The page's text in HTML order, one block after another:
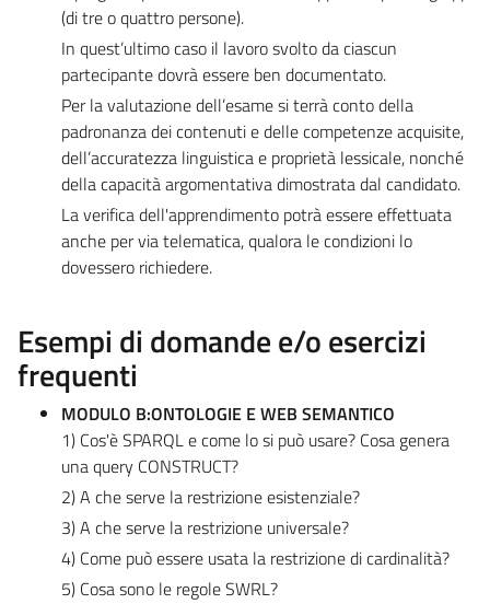
(di tre o quattro persone).
In quest’ultimo caso il lavoro svolto da ciascun
partecipante dovrà essere ben documentato.
Per la valutazione dell’esame si terrà conto della
padronanza dei contenuti e delle competenze acquisite,
dell’accuratezza linguistica e proprietà lessicale, nonché
della capacità argomentativa dimostrata dal candidato.
La verifica dell'apprendimento potrà essere effettuata
anche per via telematica, qualora le condizioni lo
dovessero richiedere.
Esempi di domande e/o esercizi
frequenti
MODULO B:ONTOLOGIE E WEB SEMANTICO
1) Cos'è SPARQL e come lo si può usare? Cosa genera
una query CONSTRUCT?
2) A che serve la restrizione esistenziale?
3) A che serve la restrizione universale?
4) Come può essere usata la restrizione di cardinalità?
5) Cosa sono le regole SWRL?